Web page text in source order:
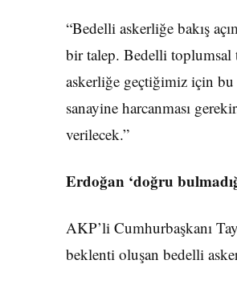
“Bedelli askerliğe bakış
bir talep. Bedelli toplumsal
askerliğe geçtiğimiz için
sanayine harcanması
verilecek.”
Erdoğan ‘doğru
AKP’li Cumhurbaşkanı
beklenti oluşan bedelli